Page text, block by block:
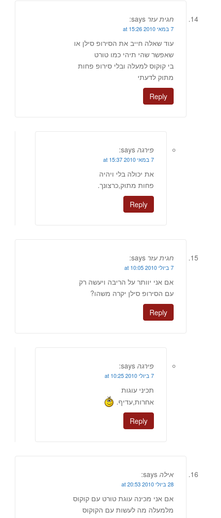
חגית עזר says:
7 במאי 2010 at 15:26
עוד שאלה חייב את הסירופ סילן או
שאפשר שהי תיהי כמו טורט
בי קוקוס למעלה ובלי סירופ פחות
מתוק לדעתי
Reply
פירגה says:
7 במאי 2010 at 15:37
את יכולה בלי ויהיה
פחות מתוק,כרצונך.
Reply
חגית עזר says:
7 ביולי 2010 at 10:05
אם אני יוותר על הריבה ויעשה רק
עם הסירופ סילן יקרה משהו?
Reply
פירגה says:
7 ביולי 2010 at 10:25
תכיני עוגות
אחרות,עדיף.
Reply
אילה says:
28 ביולי 2010 at 20:53
אם אני מכינה עוגת טורט עם קוקוס
מלמעלה מה לעשות עם הקוקוס